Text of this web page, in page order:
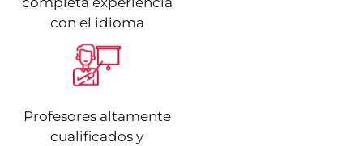
con el idioma
Profesores altamente
cualificados y